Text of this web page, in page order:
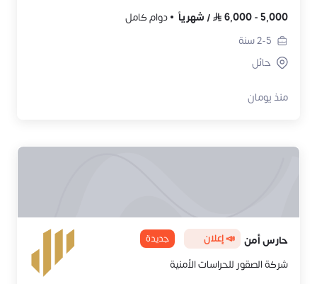
5,000
-
6,000
/ شهرياً
دوام كامل
2-5سنة
حائل
منذ يومان
حارس أمن 📣 إعلان جديدة
شركة الصقور للحراسات الأمنية